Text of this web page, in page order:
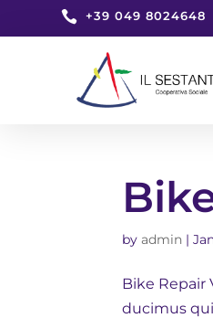
 +39 049 8024648
byadmin |
Bike Repair
ducimus